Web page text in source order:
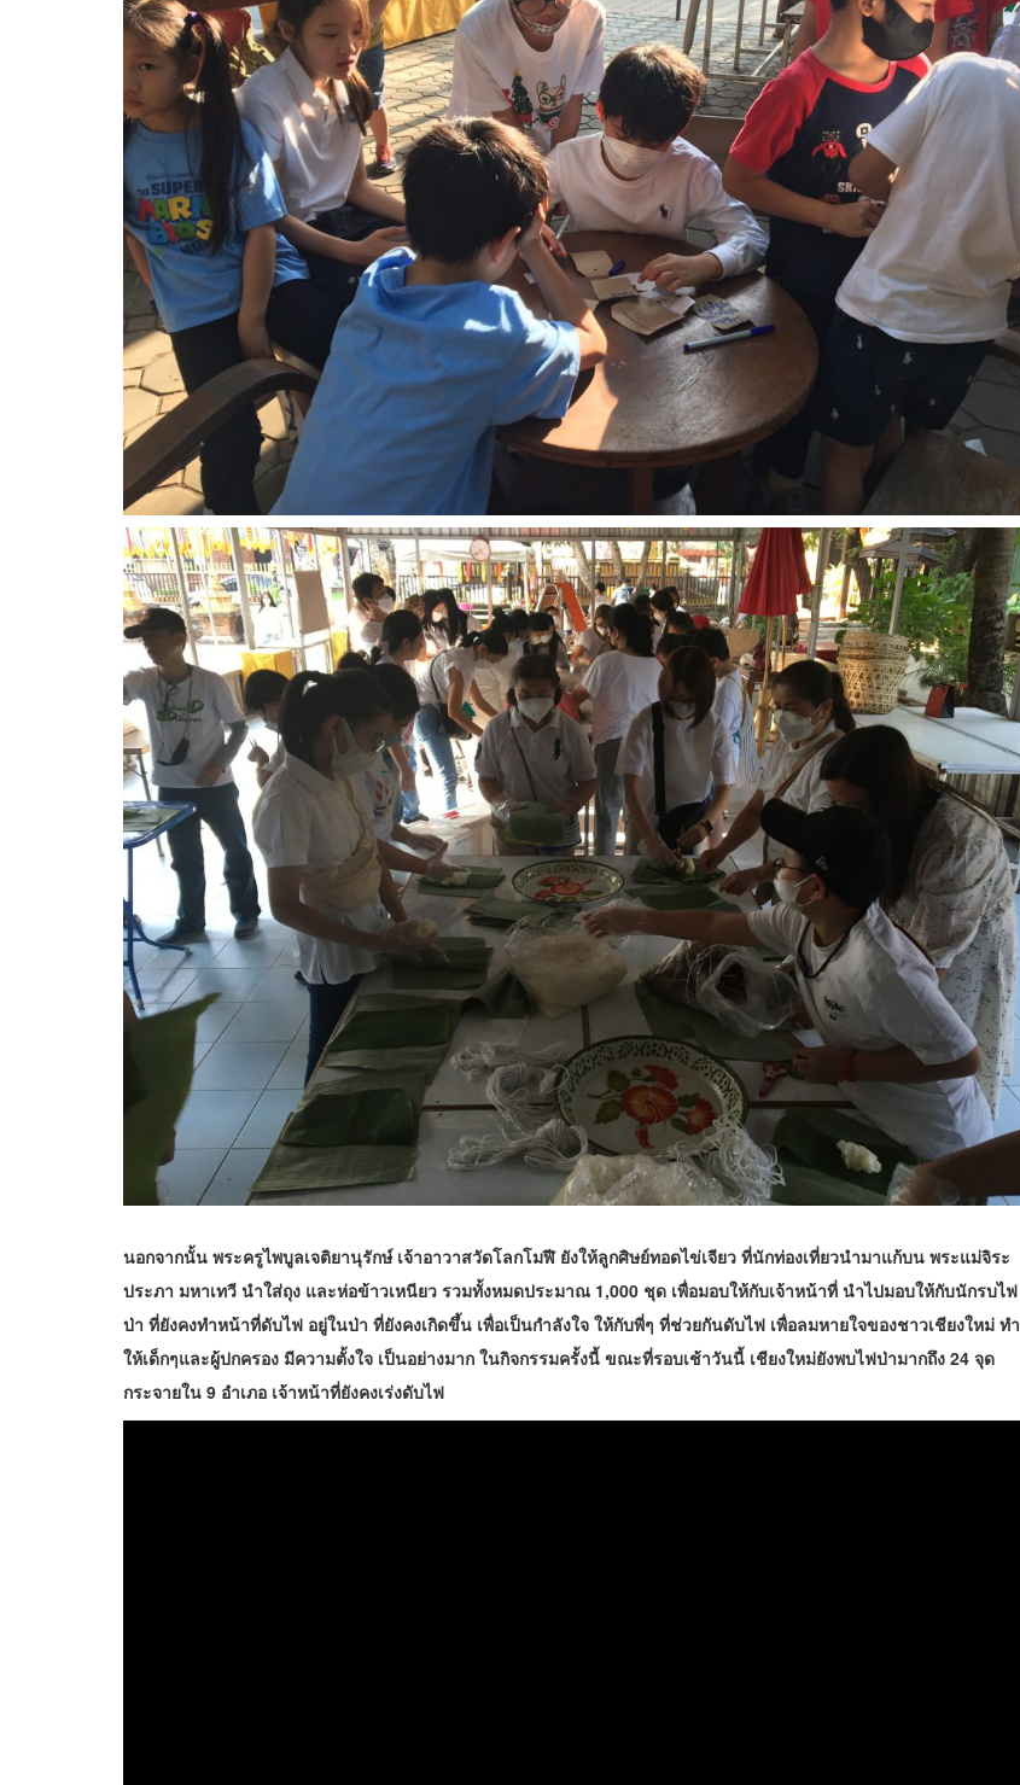
นอกจากนั้น พระครูไพบูลเจติยานุรักษ์ เจ้าอาวาสวัดโลกโมฬี ยังให้ลูกศิษย์ทอดไข่เจียว ที่นักท่องเที่ยวนำมาแก้บน พระแม่จิระ
ประภา มหาเทวี นำใส่ถุง และห่อข้าวเหนียว รวมทั้งหมดประมาณ 1,000 ชุด เพื่อมอบให้กับเจ้าหน้าที่ นำไปมอบให้กับนักรบไฟ
ป่า ที่ยังคงทำหน้าที่ดับไฟ อยู่ในป่า ที่ยังคงเกิดขึ้น เพื่อเป็นกำลังใจ ให้กับพี่ๆ ที่ช่วยกันดับไฟ เพื่อลมหายใจของชาวเชียงใหม่ ทำ
ให้เด็กๆและผู้ปกครอง มีความตั้งใจ เป็นอย่างมาก ในกิจกรรมครั้งนี้ ขณะที่รอบเช้าวันนี้ เชียงใหม่ยังพบไฟป่ามากถึง 24 จุด
กระจายใน 9 อำเภอ เจ้าหน้าที่ยังคงเร่งดับไฟ